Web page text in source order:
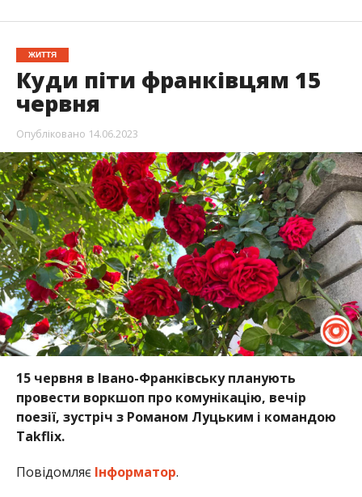
ЖИТТЯ
Куди піти франківцям 15
червня
Опубліковано 14.06.2023
15 червня в Івано-Франківську планують
провести воркшоп про комунікацію, вечір
поезії, зустріч з Романом Луцьким і командою
Takflix.
ПовідомляєІнформатор.